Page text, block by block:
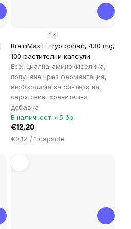
BrainMax L-Tryptophan, 430 mg,
100 растителни капсули
Есенциална аминокиселина,
получена чрез ферментация,
необходима за синтеза на
серотонин, хранителна
добавка
4x
В наличност > 5 бр.
€12,20
Цена
€0,12 / 1 capsule